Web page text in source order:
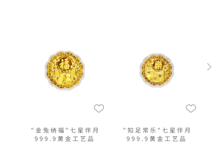
"金兔纳福"七星伴月
999.9黄金工艺品
"知足常乐"七星伴月
999.9黄金工艺品